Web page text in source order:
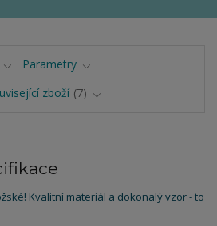
Parametry
zboží 7
Kvalitní materiál a dokonalý vzor - to